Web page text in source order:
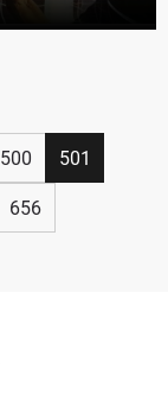
500 501
656